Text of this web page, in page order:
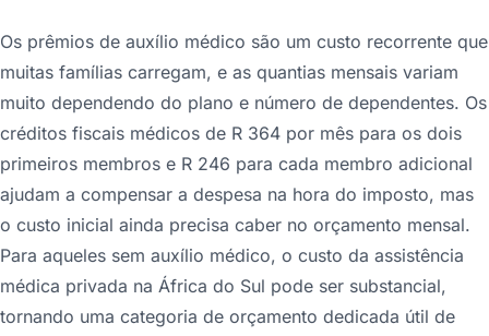
Os prêmios de auxílio médico são um custo recorrente que
muitas famílias carregam, e as quantias mensais variam
muito dependendo do plano e número de dependentes. Os
créditos fiscais médicos de R 364 por mês para os dois
primeiros membros e R 246 para cada membro adicional
ajudam a compensar a despesa na hora do imposto, mas
o custo inicial ainda precisa caber no orçamento mensal.
Para aqueles sem auxílio médico, o custo da assistência
médica privada na África do Sul pode ser substancial,
tornando uma categoria de orçamento dedicada útil de